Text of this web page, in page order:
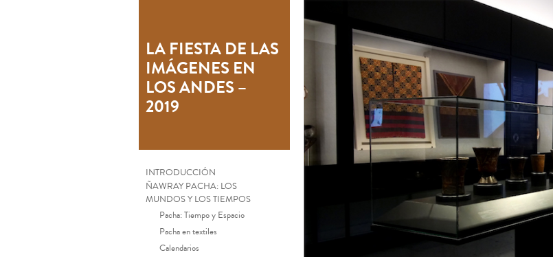
LA FIESTA DE LAS
IMÁGENES EN
LOS ANDES –
2019
INTRODUCCIÓN
ÑAWRAY PACHA: LOS
MUNDOS Y LOS TIEMPOS
Pacha: Tiempo y Espacio
Pacha en textiles
Calendarios